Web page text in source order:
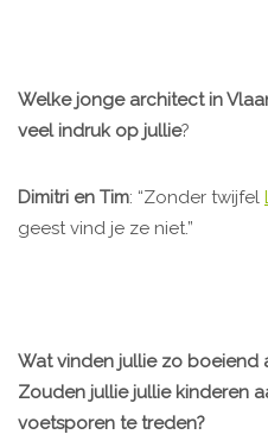
Welke jonge architect in
veel indruk op jullie?
Dimitri en Tim: “Zonder twijfel
geest vind je ze niet.”
Wat vinden jullie zo boeiend
Zouden jullie jullie kinderen
voetsporen te treden?